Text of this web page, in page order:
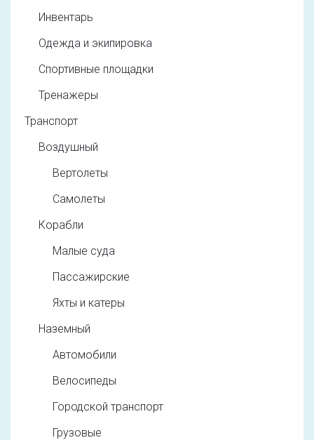
Инвентарь
Одежда и экипировка
Спортивные площадки
Тренажеры
Транспорт
Воздушный
Вертолеты
Самолеты
Корабли
Малые суда
Пассажирские
Яхты и катеры
Наземный
Автомобили
Велосипеды
Городской транспорт
Грузовые